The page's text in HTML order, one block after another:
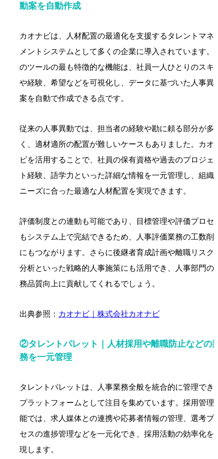
動案を自動作成
カオナビは、人材配置の最適化を支援するタレントマネ
メントシステムとして多くの企業に導入されています。
のツールの最も特徴的な機能は、社員一人ひとりのスキ
や経験、希望などを可視化し、データに基づいた人事異
案を自動で作成できる点です。
従来の人事異動では、担当者の経験や勘に頼る部分が多
く、適材適所の配置が難しいケースもありました。カオ
ビを活用することで、社員の保有資格や過去のプロジェ
ト経験、語学力といった詳細な情報を一元管理し、組織
ニーズに合った最適な人材配置を実現できます。
評価制度との連動も可能であり、目標管理や評価プロセ
もシステム上で完結できるため、人事評価業務の工数削
にもつながります。さらに後継者育成計画や離職リスク
分析といった戦略的人事施策にも活用でき、人事部門の
務品質向上に貢献してくれるでしょう。
出典参照： カオナビ｜株式会社カオナビ
②タレントパレット｜人材採用や離職防止などの
務を一元管理
タレントパレットは、人事業務全般を統合的に管理でき
プラットフォームとして注目を集めています。採用管理
能では、求人媒体との連携や応募者情報の管理、選考プ
セスの進捗管理などを一元化でき、採用活動の効率化を
現します。